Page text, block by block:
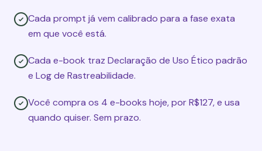
Cada prompt já vem calibrado para a fase exata
em que você está.
Cada e-book traz Declaração de Uso Ético padrão
e Log de Rastreabilidade.
Você compra os 4 e-books hoje, por R$127, e usa
quando quiser. Sem prazo.